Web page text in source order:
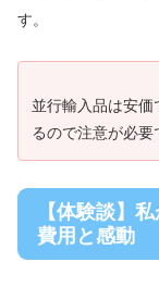
す。
並行輸入品は安
るので注意が必要
【体験談】
費用と感動